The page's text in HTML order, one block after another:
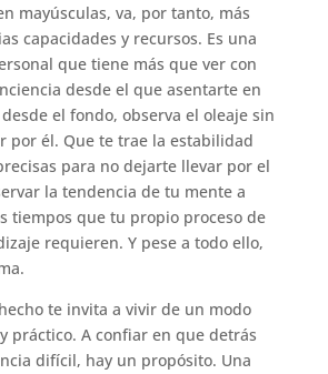
mayúsculas, va, por tanto, más
capacidades y recursos. Es una
que tiene más que ver con
desde el que asentarte en
el fondo, observa el oleaje sin
por él. Que te trae la estabilidad
para no dejarte llevar por el
la tendencia de tu mente a
tiempos que tu propio proceso de
requieren. Y pese a todo ello,
te invita a vivir de un modo
práctico. A confiar en que detrás
difícil, hay un propósito. Una